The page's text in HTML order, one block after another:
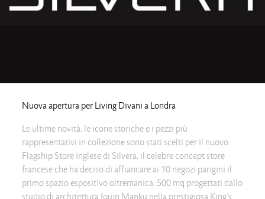
Nuova apertura per Living Divani a Londra
Le ultime novità, le icone storiche e i pezzi più
rappresentativi in collezione sono stati scelti per il nuovo
Flagship Store inglese di Silvera, il celebre concept store
francese che ha deciso di affiancare ai 10 negozi parigini il
primo spazio espositivo oltremanica: 500 mq progettati dallo
studio di architettura Jouin Manku nella prestigiosa King’s